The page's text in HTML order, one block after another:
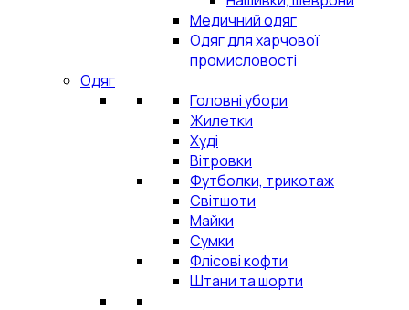
Медичний одяг
Одяг для харчової
промисловості
Одяг
Головні убори
Жилетки
Худі
Вітровки
Футболки, трикотаж
Світшоти
Майки
Сумки
Флісові кофти
Штани та шорти